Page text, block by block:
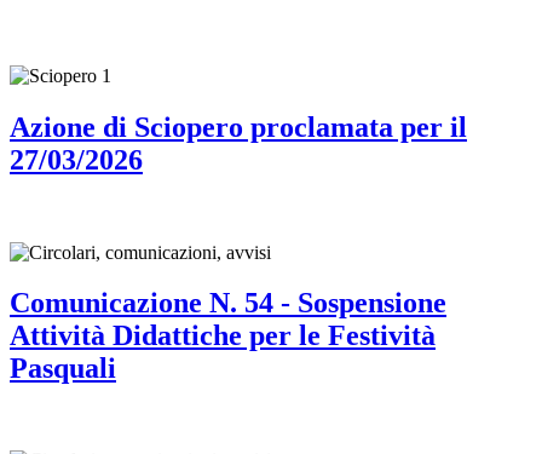
Azione di Sciopero proclamata per il
27/03/2026
Comunicazione N. 54 - Sospensione
Attività Didattiche per le Festività
Pasquali